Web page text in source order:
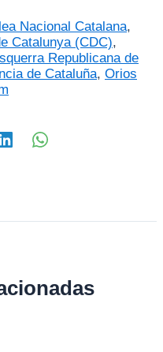
Nacional Catalana,
Catalunya (CDC),
Republicana de
de Cataluña, Orios